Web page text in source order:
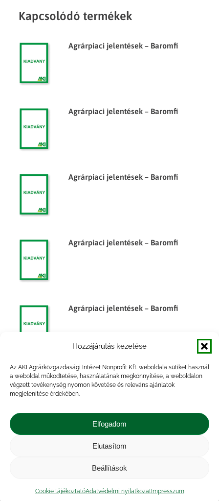
Hozzájárulás kezelése
Az AKI Agrárközgazdasági Intézet Nonprofit Kft. weboldala sütiket használ
a weboldal működtetése, használatának megkönnyítése, a weboldalon
végzett tevékenység nyomon követése és releváns ajánlatok
megjelenítése érdekében.
Elfogadom
Elutasítom
Beállítások
Cookie tájékoztatóAdatvédelmi nyilatkozatImpresszum
Kapcsolódó termékek
Agrárpiaci jelentések – Baromfi
Agrárpiaci jelentések – Baromfi
Agrárpiaci jelentések – Baromfi
Agrárpiaci jelentések – Baromfi
Agrárpiaci jelentések – Baromfi
Agrárpiaci jelentések – Baromfi
Kapcsolat |
tájékoztató